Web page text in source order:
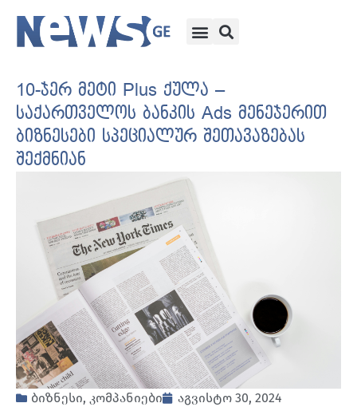
10-ჯერ მეტი Plus ქულა –
საქართველოს ბანკის Ads მენეჯერით
ბიზნესები სპეციალურ შეთავაზებას
შექმნიან
ბიზნესი, კომპანიები
აგვისტო 30, 2024